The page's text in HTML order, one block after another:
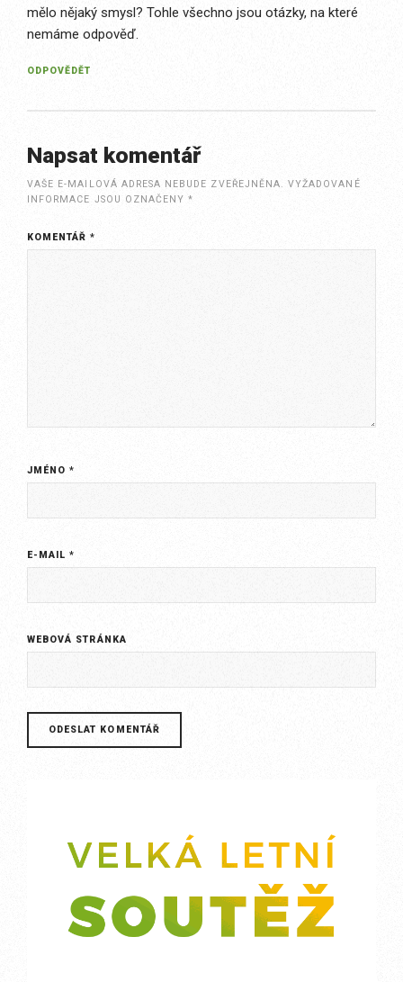
mělo nějaký smysl? Tohle všechno jsou otázky, na které
nemáme odpověď.
ODPOVĚDĚT
Napsat komentář
VAŠE E-MAILOVÁ ADRESA NEBUDE ZVEŘEJNĚNA. VYŽADOVANÉ
INFORMACE JSOU OZNAČENY*
KOMENTÁŘ*
JMÉNO*
E-MAIL*
WEBOVÁ STRÁNKA